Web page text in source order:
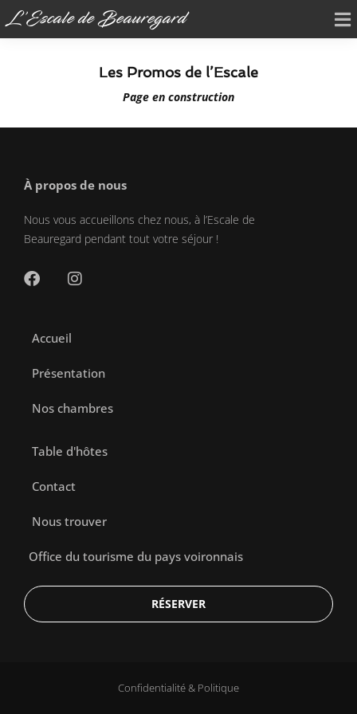
L'Escale de Beauregard
Les Promos de l’Escale
Page en construction
À propos de nous
Nous vous accueillons chez nous, à l’Escale de
Beauregard pendant tout votre séjour !
Accueil
Présentation
Nos chambres
Table d'hôtes
Contact
Nous trouver
Office du tourisme du pays voironnais
RÉSERVER
Confidentialité & Politique